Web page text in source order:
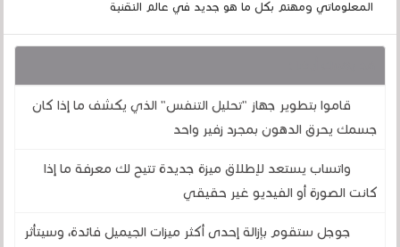
المعلوماتي ومهتم بكل ما هو جديد في عالم التقنية
قاموا بتطوير جهاز "تحليل التنفس" الذي يكشف ما إذا كان
جسمك يحرق الدهون بمجرد زفير واحد
واتساب يستعد لإطلاق ميزة جديدة تتيح لك معرفة ما إذا
كانت الصورة أو الفيديو غير حقيقي
جوجل ستقوم بإزالة إحدى أكثر ميزات الجيميل فائدة، وسيتأثر